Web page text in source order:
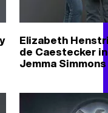
Elizabeth
de Caestecker
Jemma